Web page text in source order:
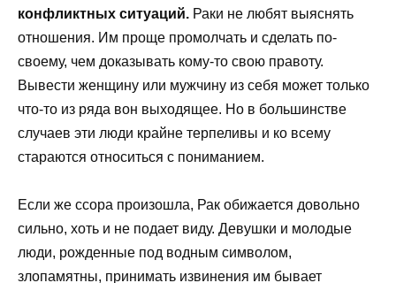
конфликтных ситуаций. Раки не любят выяснять
отношения. Им проще промолчать и сделать по-
своему, чем доказывать кому-то свою правоту.
Вывести женщину или мужчину из себя может только
что-то из ряда вон выходящее. Но в большинстве
случаев эти люди крайне терпеливы и ко всему
стараются относиться с пониманием.
Если же ссора произошла, Рак обижается довольно
сильно, хоть и не подает виду. Девушки и молодые
люди, рожденные под водным символом,
злопамятны, принимать извинения им бывает